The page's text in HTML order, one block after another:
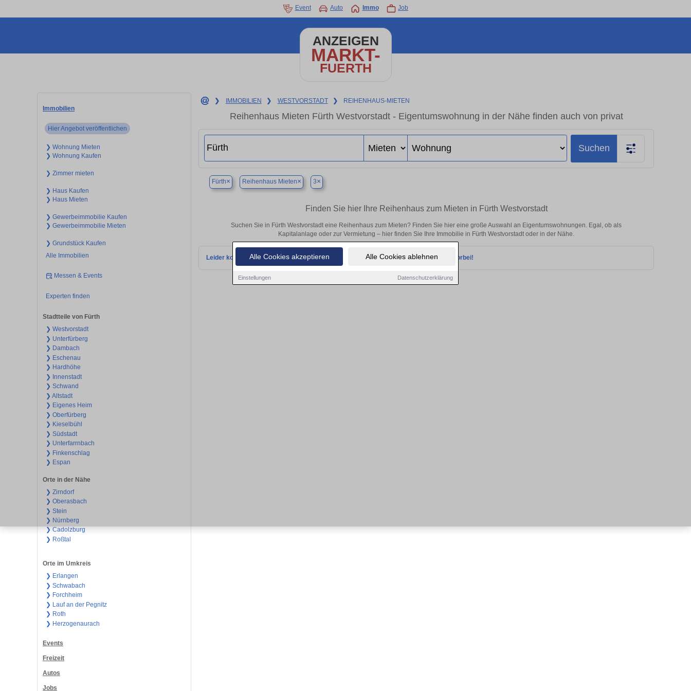
Alle Cookies akzeptieren Alle Cookies ablehnen
Einstellungen Datenschutzerklärung
Event Auto Immo Job
ANZEIGEN
MARKT-
FUERTH
Immobilien
Hier Angebot veröffentlichen
❯ Wohnung Mieten
❯ Wohnung Kaufen
❯ Zimmer mieten
❯ Haus Kaufen
❯ Haus Mieten
❯ Gewerbeimmobilie Kaufen
❯ Gewerbeimmobilie Mieten
❯ Grundstück Kaufen
Alle Immobilien
Messen & Events
Experten finden
Stadtteile von Fürth
❯ Westvorstadt
❯ Unterfürberg
❯ Dambach
❯ Eschenau
❯ Hardhöhe
❯ Innenstadt
❯ Schwand
❯ Altstadt
❯ Eigenes Heim
❯ Oberfürberg
❯ Kieselbühl
❯ Südstadt
❯ Unterfarrnbach
❯ Finkenschlag
❯ Espan
Orte in der Nähe
❯ Zirndorf
❯ Oberasbach
❯ Stein
❯ Nürnberg
❯ Cadolzburg
❯ Roßtal
Orte im Umkreis
❯ Erlangen
❯ Schwabach
❯ Forchheim
❯ Lauf an der Pegnitz
❯ Roth
❯ Herzogenaurach
Events
Freizeit
Autos
Jobs
❯ IMMOBILIEN ❯ WESTVORSTADT ❯ REIHENHAUS-MIETEN
Reihenhaus Mieten Fürth Westvorstadt - Eigentumswohnung in der Nähe finden auch von privat
Suchen
Fürth× Reihenhaus Mieten× 3×
Finden Sie hier Ihre Reihenhaus zum Mieten in Fürth Westvorstadt
Suchen Sie in Fürth Westvorstadt eine Reihenhaus zum Mieten? Finden Sie hier eine große Auswahl an Eigentumswohnungen. Egal, ob als
Kapitalanlage oder zur Vermietung – hier finden Sie Ihre Immobilie in Fürth Westvorstadt oder in der Nähe.
Leider konnten wir derzeit keine passenden Objekte finden. Schauen Sie bald wieder vorbei!